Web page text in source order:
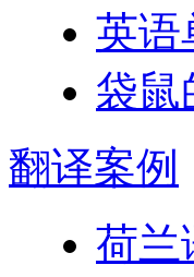
英语
袋鼠
翻译案例
荷